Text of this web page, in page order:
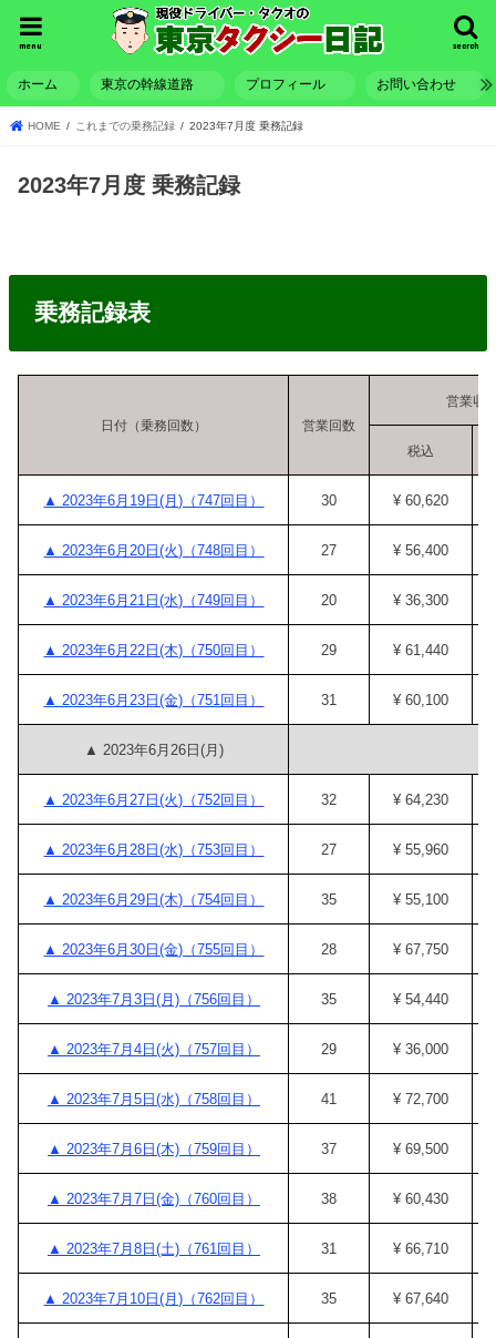
search
menu
ホーム 東京の幹線道路 プロフィール お問い合わせ
HOME これまでの乗務記録 2023年7月度 乗務記録
2023年7月度 乗務記録
乗務記録表
日付（乗務回数） 営業回数
営業収
税込
▲ 2023年6月19日(月)（747回目） 30 ¥ 60,620
▲ 2023年6月20日(火)（748回目） 27 ¥ 56,400
▲ 2023年6月21日(水)（749回目） 20 ¥ 36,300
▲ 2023年6月22日(木)（750回目） 29 ¥ 61,440
▲ 2023年6月23日(金)（751回目） 31 ¥ 60,100
▲ 2023年6月26日(月)
▲ 2023年6月27日(火)（752回目） 32 ¥ 64,230
▲ 2023年6月28日(水)（753回目） 27 ¥ 55,960
▲ 2023年6月29日(木)（754回目） 35 ¥ 55,100
▲ 2023年6月30日(金)（755回目） 28 ¥ 67,750
▲ 2023年7月3日(月)（756回目） 35 ¥ 54,440
▲ 2023年7月4日(火)（757回目） 29 ¥ 36,000
▲ 2023年7月5日(水)（758回目） 41 ¥ 72,700
▲ 2023年7月6日(木)（759回目） 37 ¥ 69,500
▲ 2023年7月7日(金)（760回目） 38 ¥ 60,430
▲ 2023年7月8日(土)（761回目） 31 ¥ 66,710
▲ 2023年7月10日(月)（762回目） 35 ¥ 67,640